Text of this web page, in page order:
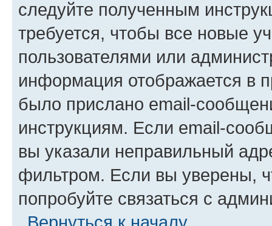
следуйте полученным
требуется, чтобы все новые
пользователями или
информация отображается в
было прислано email-
инструкциям. Если email-
вы указали неправильный
фильтром. Если вы уверены,
попробуйте связаться с
Вернуться к началу